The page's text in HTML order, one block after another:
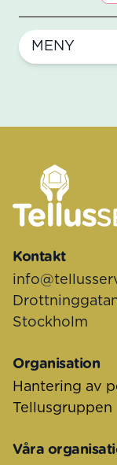
MENY
Sidfot
Kontakt
Drottninggatan
Stockholm
Organisation
Hantering av
Tellusgruppen
Våra